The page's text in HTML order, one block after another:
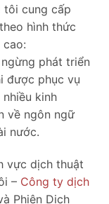
tôi cung cấp
hình thức
phát triển
được phục vụ
kinh
về ngôn ngữ
nước.
vực dịch thuật
– Công ty dịch
Phiên Dịch